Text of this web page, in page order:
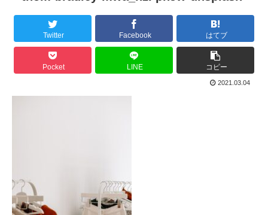
Twitter Facebook はてブ
Pocket LINE コピー
2021.03.04